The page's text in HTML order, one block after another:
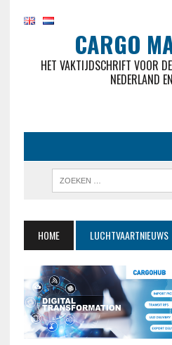
CARGO
HET VAKTIJDSCHRIFT VOOR
NEDERLAND
HOME LUCHTVAARTNIEUWS